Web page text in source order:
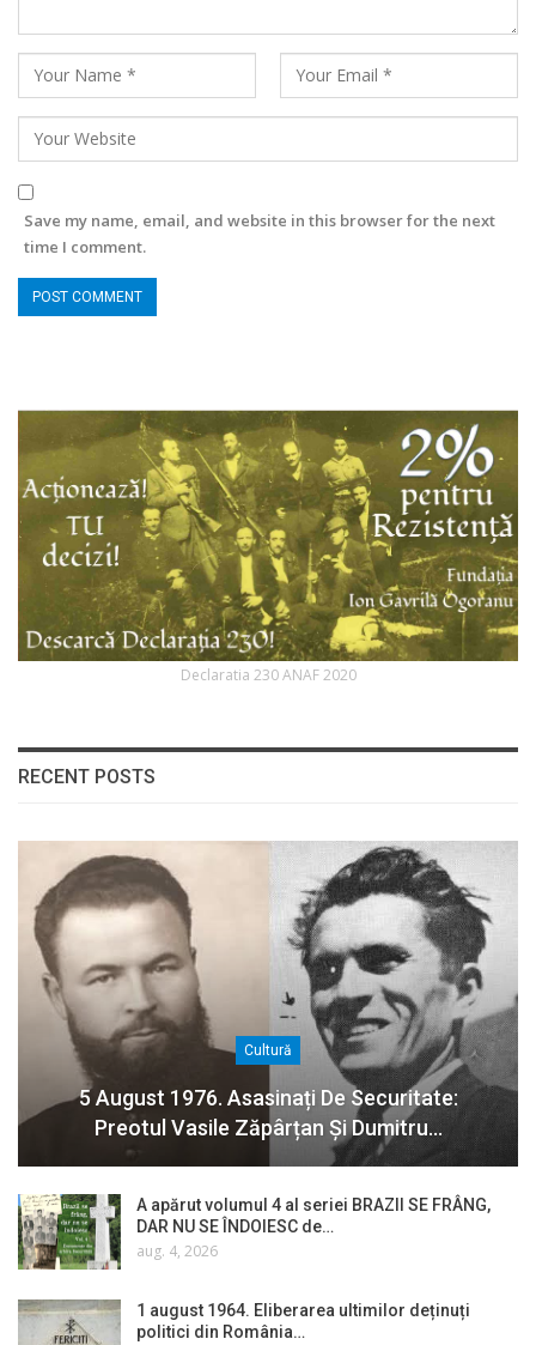
Save my name, email, and website in this browser for the next
time I comment.
Declaratia 230 ANAF 2020
RECENT POSTS
Cultură
5 August 1976. Asasinați De Securitate:
Preotul Vasile Zăpârțan Și Dumitru…
A apărut volumul 4 al seriei BRAZII SE FRÂNG,
DAR NU SE ÎNDOIESC de…
aug. 4, 2026
1 august 1964. Eliberarea ultimilor deținuți
politici din România…